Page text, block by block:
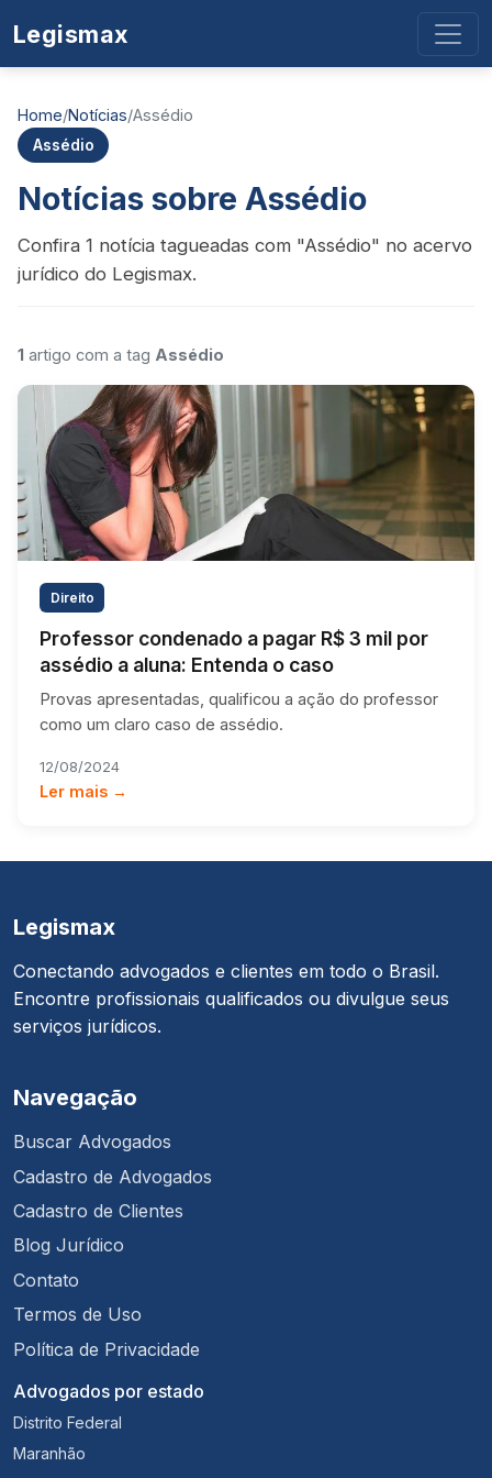
Legismax
Home/Notícias/Assédio
Assédio
Notícias sobre Assédio
Confira 1 notícia tagueadas com "Assédio" no acervo
jurídico do Legismax.
1 artigo com a tag Assédio
Direito
Professor condenado a pagar R$ 3 mil por
assédio a aluna: Entenda o caso
Provas apresentadas, qualificou a ação do professor
como um claro caso de assédio.
12/08/2024
Ler mais →
Legismax
Conectando advogados e clientes em todo o Brasil.
Encontre profissionais qualificados ou divulgue seus
serviços jurídicos.
Navegação
Buscar Advogados
Cadastro de Advogados
Cadastro de Clientes
Blog Jurídico
Contato
Termos de Uso
Política de Privacidade
Advogados por estado
Distrito Federal
Maranhão